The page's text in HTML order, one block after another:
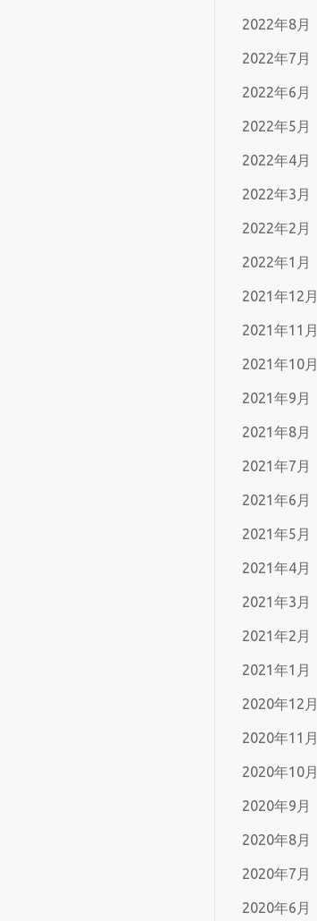
2022年8月
2022年7月
2022年6月
2022年5月
2022年4月
2022年3月
2022年2月
2022年1月
2021年12月
2021年11月
2021年10月
2021年9月
2021年8月
2021年7月
2021年6月
2021年5月
2021年4月
2021年3月
2021年2月
2021年1月
2020年12月
2020年11月
2020年10月
2020年9月
2020年8月
2020年7月
2020年6月